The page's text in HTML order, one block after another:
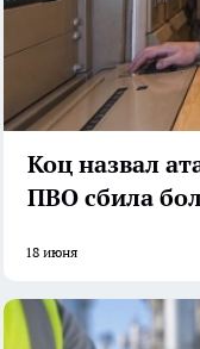
Коц назвал
ПВО сбила
18 июня